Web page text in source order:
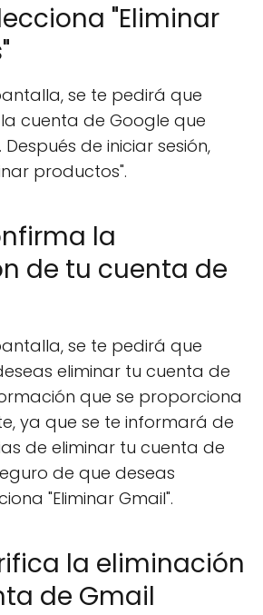
"Eliminar
se te pedirá que
la cuenta de Google que
de iniciar sesión,
productos".
la
de tu cuenta de
se te pedirá que
eliminar tu cuenta de
que se proporciona
ya que se te informará de
de eliminar tu cuenta de
de que deseas
"Eliminar Gmail".
la eliminación
de Gmail